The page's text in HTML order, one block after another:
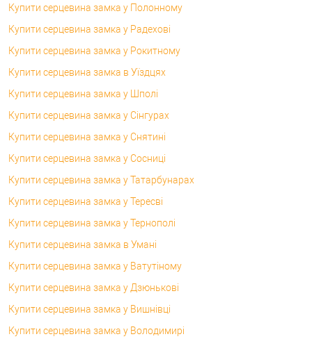
Купити серцевина замка у Полонному
Купити серцевина замка у Радехові
Купити серцевина замка у Рокитному
Купити серцевина замка в Уїздцях
Купити серцевина замка у Шполі
Купити серцевина замка у Сінгурах
Купити серцевина замка у Снятині
Купити серцевина замка у Сосниці
Купити серцевина замка у Татарбунарах
Купити серцевина замка у Тересві
Купити серцевина замка у Тернополі
Купити серцевина замка в Умані
Купити серцевина замка у Ватутіному
Купити серцевина замка у Дзюнькові
Купити серцевина замка у Вишнівці
Купити серцевина замка у Володимирі